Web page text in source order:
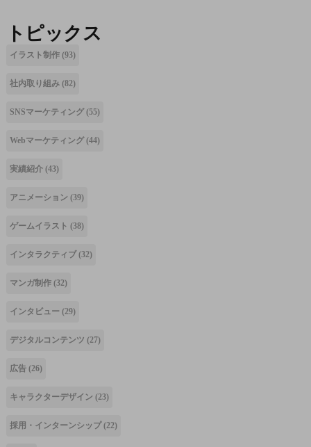
トピックス
イラスト制作 (93)
社内取り組み (82)
SNSマーケティング(55)
Webマーケティング(44)
実績紹介 (43)
アニメーション (39)
ゲームイラスト (38)
インタラクティブ(32)
マンガ制作 (32)
インタビュー (29)
デジタルコンテンツ (27)
広告 (26)
キャラクターデザイン (23)
採用・インターンシップ(22)